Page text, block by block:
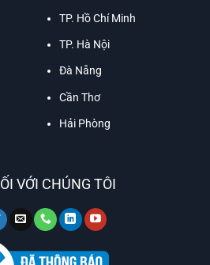
TP. Hồ Chí Minh
TP. Hà Nội
Đà Nẵng
Cần Thơ
Hải Phòng
VỚI CHÚNG TÔI